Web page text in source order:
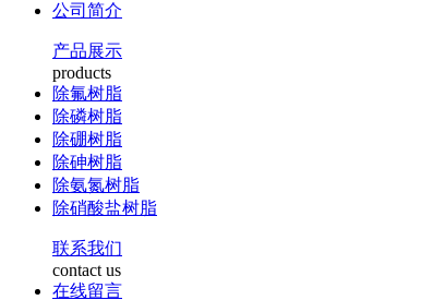
公司简介
产品展示
products
除氟树脂
除磷树脂
除硼树脂
除砷树脂
除氨氮树脂
除硝酸盐树脂
联系我们
contact us
在线留言